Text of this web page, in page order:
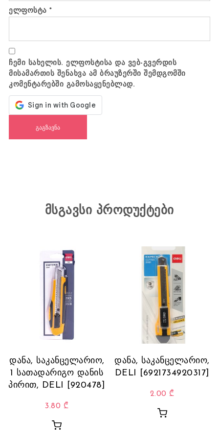
ელფოსტა*
ჩემი სახელის. ელფოსტისა და ვებ-გვერდის
მისამართის შენახვა ამ ბრაუზერში შემდგომში
კომენტარებში გამოსაყენებლად.
მსგავსი პროდუქტები
დანა, საკანცელარიო,
1 სათადარიგო დანის
პირით, DELI [920478]
3.80 ₾
დანა, საკანცელარიო,
DELI [6921734920317]
2.00 ₾